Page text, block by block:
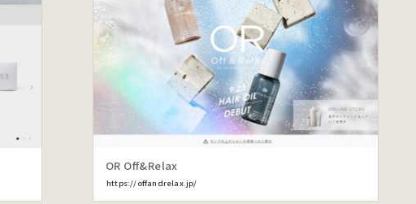
OR Off&Relax
https://offandrelax.jp/